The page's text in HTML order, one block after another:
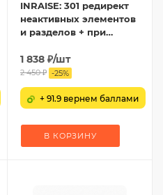
INRAISE: 301 редирект
неактивных элементов
и разделов + при
символьного кода
(URL)
1 838 ₽/шт
2 450₽ -25%
+ 91.9 вернем баллами
В КОРЗИНУ